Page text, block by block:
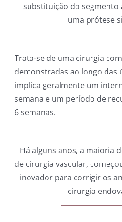
substituição do
uma prótese
Trata-se de uma cirurgia
demonstradas ao longo das
implica geralmente um
semana e um período de
6 semanas.
Há alguns anos, a maioria
de cirurgia vascular,
inovador para corrigir os
cirurgia